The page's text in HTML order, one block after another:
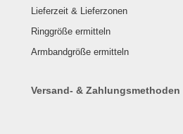
Lieferzeit & Lieferzonen
Ringgröße ermitteln
Armbandgröße ermitteln
Versand- & Zahlungsmethoden